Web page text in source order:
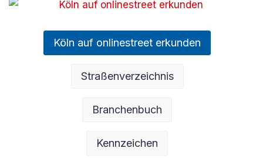
Köln auf onlinestreet erkunden
Straßenverzeichnis
Branchenbuch
Kennzeichen